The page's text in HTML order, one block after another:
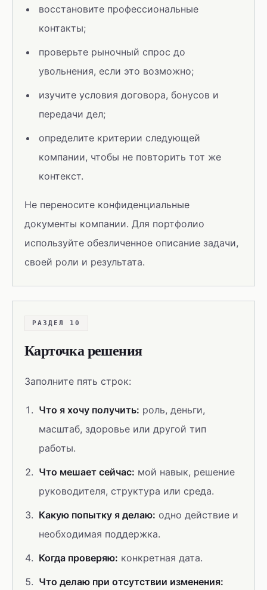
восстановите профессиональные
контакты;
проверьте рыночный спрос до
увольнения, если это возможно;
изучите условия договора, бонусов и
передачи дел;
определите критерии следующей
компании, чтобы не повторить тот же
контекст.
Не переносите конфиденциальные
документы компании. Для портфолио
используйте обезличенное описание задачи,
своей роли и результата.
РАЗДЕЛ 10
Карточка решения
Заполните пять строк:
Что я хочу получить: роль, деньги,
масштаб, здоровье или другой тип
работы.
Что мешает сейчас: мой навык, решение
руководителя, структура или среда.
Какую попытку я делаю: одно действие и
необходимая поддержка.
Когда проверяю: конкретная дата.
Что делаю при отсутствии изменения: